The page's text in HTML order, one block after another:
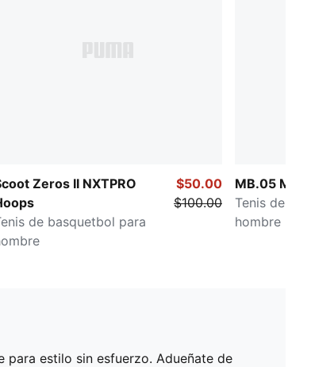
Zeros II NXTPRO
de basquetbol para
$50.00
$100.00
MB.05
Tenis de
hombre
para estilo sin esfuerzo. Adueñate de